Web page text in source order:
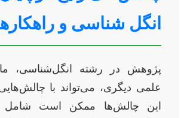
انگل شناسی و
پژوهش در رشته انگل‌شناسی،
علمی دیگری، می‌تواند با
این چالش‌ها ممکن است